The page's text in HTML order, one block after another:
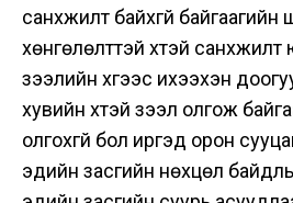
санхүүжилт байхгүй
хөнгөлөлттэй хүүтэй
зээлийн хүүгээс ихээхэн
хувийн хүүтэй зээл олгож
олгохгүй бол иргэд орон
эдийн засгийн нөхцөл